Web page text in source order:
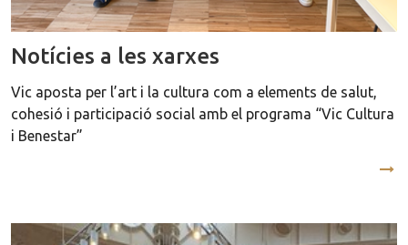
Notícies a les xarxes
Vic aposta per l’art i la cultura com a elements de salut,
cohesió i participació social amb el programa “Vic Cultura
i Benestar”